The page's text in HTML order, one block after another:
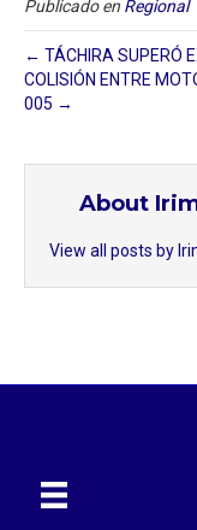
Publicado en Regional
← TÁCHIRA SUPERÓ
COLISIÓN ENTRE
005 →
About
View all posts by